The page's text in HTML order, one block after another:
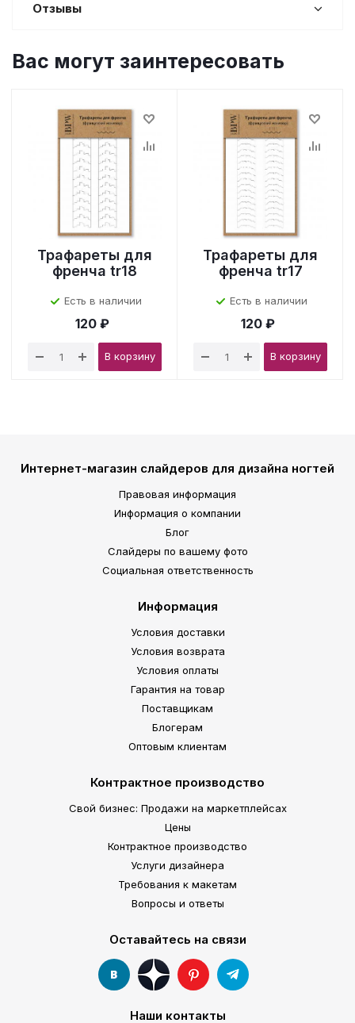
Отзывы
Вас могут заинтересовать
Трафареты для
френча tr18
Есть в наличии
120 ₽
В корзину
Трафареты для
френча tr17
Есть в наличии
120 ₽
В корзину
Интернет-магазин слайдеров для дизайна ногтей
Правовая информация
Информация о компании
Блог
Слайдеры по вашему фото
Социальная ответственность
Информация
Условия доставки
Условия возврата
Условия оплаты
Гарантия на товар
Поставщикам
Блогерам
Оптовым клиентам
Контрактное производство
Свой бизнес: Продажи на маркетплейсах
Цены
Контрактное производство
Услуги дизайнера
Требования к макетам
Вопросы и ответы
Оставайтесь на связи
Наши контакты